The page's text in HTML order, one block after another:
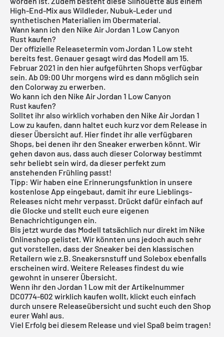
High-End-Mix aus Wildleder, Nubuk-Leder und
synthetischen Materialien im Obermaterial.
Wann kann ich den Nike Air Jordan 1 Low Canyon
Rust kaufen?
Der offizielle Releasetermin vom Jordan 1 Low steht
bereits fest. Genauer gesagt wird das Modell am 15.
Februar 2021 in den hier aufgeführten Shops verfügbar
sein. Ab 09:00 Uhr morgens wird es dann möglich sein
den Colorway zu erwerben.
Wo kann ich den Nike Air Jordan 1 Low Canyon
Rust kaufen?
Solltet ihr also wirklich vorhaben den Nike Air Jordan 1
Lowzu kaufen, dann haltet euch kurz vor dem Release in
dieser Übersicht auf. Hier findet ihr alle verfügbaren
Shops, bei denen ihr den Sneaker erwerben könnt. Wir
gehen davon aus, dass auch dieser Colorway bestimmt
sehr beliebt sein wird, da dieser perfekt zum
anstehenden Frühling passt!
Tipp: Wir haben eine Erinnerungsfunktion in unsere
kostenlose App eingebaut, damit ihr eure Lieblings-
Releases nicht mehr verpasst. Drückt dafür einfach auf
die Glocke und stellt euch eure eigenen
Benachrichtigungen ein.
Bis jetzt wurde das Modell tatsächlich nur direkt im Nike
Onlineshop gelistet. Wir könnten uns jedoch auch sehr
gut vorstellen, dass der Sneaker bei den klassischen
Retailern wie z.B. Sneakersnstuff und Solebox ebenfalls
erscheinen wird. Weitere Releases findest du wie
gewohnt in unserer Übersicht.
Wenn ihr den Jordan 1 Low mit der Artikelnummer
DC0774-602 wirklich kaufen wollt, klickt euch einfach
durch unsere Releaseübersicht und sucht euch den Shop
eurer Wahl aus.
Viel Erfolg bei diesem Release und viel Spaß beim tragen!